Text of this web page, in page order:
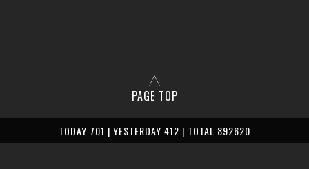
PAGE TOP
TODAY 701 | YESTERDAY 412 | TOTAL 892620